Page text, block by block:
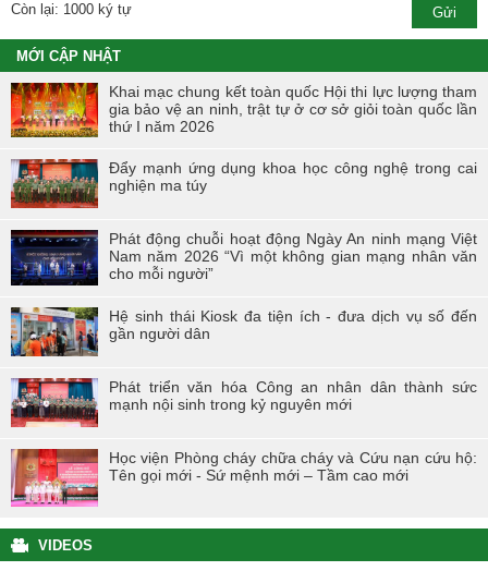
Còn lại: 1000 ký tự
MỚI CẬP NHẬT
Khai mạc chung kết toàn quốc Hội thi lực lượng tham
gia bảo vệ an ninh, trật tự ở cơ sở giỏi toàn quốc lần
thứ I năm 2026
Đẩy mạnh ứng dụng khoa học công nghệ trong cai
nghiện ma túy
Phát động chuỗi hoạt động Ngày An ninh mạng Việt
Nam năm 2026 “Vì một không gian mạng nhân văn
cho mỗi người”
Hệ sinh thái Kiosk đa tiện ích - đưa dịch vụ số đến
gần người dân
Phát triển văn hóa Công an nhân dân thành sức
mạnh nội sinh trong kỷ nguyên mới
Học viện Phòng cháy chữa cháy và Cứu nạn cứu hộ:
Tên gọi mới - Sứ mệnh mới – Tầm cao mới
VIDEOS